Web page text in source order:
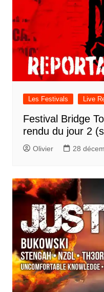
Les Festivals Live
Festival Bridge
rendu du jour 2
Olivier 28